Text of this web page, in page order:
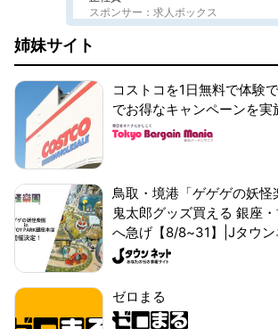
スポンサー：求人ボックス
姉妹サイト
コストコを1日無料で体験
でお得なキャンペーンを実
鳥取・境港「ゲゲゲの妖怪
鬼太郎グッズ買える 銀座
へ急げ【8/8~31】|Jタウン
ゼロまる